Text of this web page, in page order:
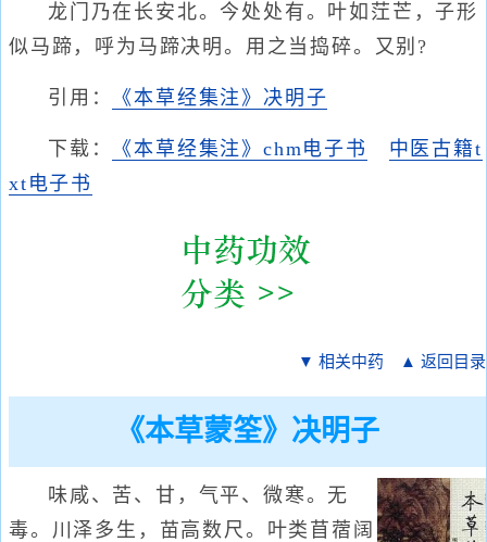
龙门乃在长安北。今处处有。叶如茳芒，子形
似马蹄，呼为马蹄决明。用之当捣碎。又别?
引用： 《本草经集注》决明子
下载： 《本草经集注》chm电子书
中医古籍t
xt电子书
▼ 相关中药 ▲ 返回目录
《本草蒙筌》决明子
味咸、苦、甘，气平、微寒。无
毒。川泽多生，苗高数尺。叶类苜蓿阔